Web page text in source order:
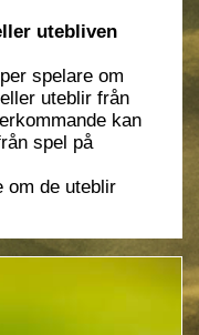
utebliven
spelare om
uteblir från
kan
spel på
om de uteblir